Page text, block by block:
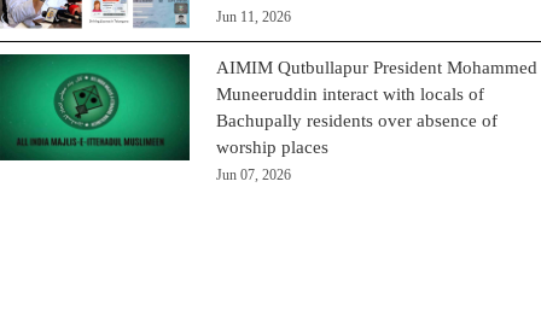
Jun 11, 2026
AIMIM Qutbullapur President Mohammed
Muneeruddin interact with locals of
Bachupally residents over absence of
worship places
Jun 07, 2026